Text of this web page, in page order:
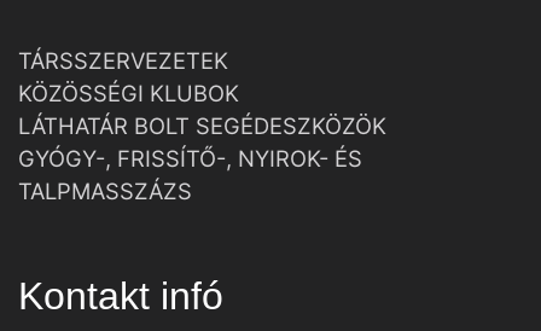
TÁRSSZERVEZETEK
KÖZÖSSÉGI KLUBOK
LÁTHATÁR BOLT SEGÉDESZKÖZÖK
GYÓGY-, FRISSÍTŐ-, NYIROK- ÉS
TALPMASSZÁZS
Kontakt infó